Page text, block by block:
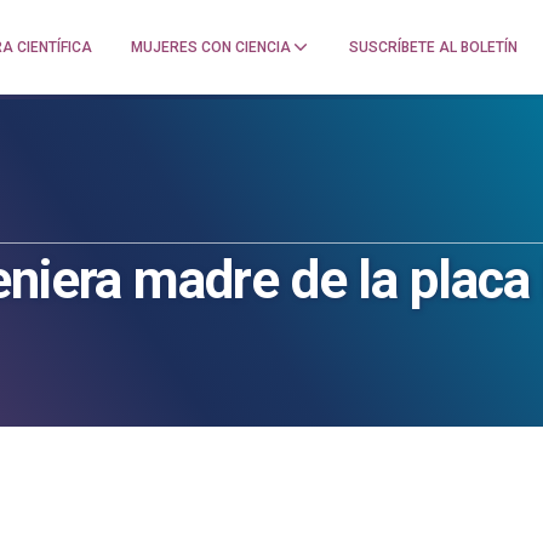
CIENTÍFICA MUJERES CON CIENCIA SUSCRÍBETE AL BOLETÍN
madre de la placa